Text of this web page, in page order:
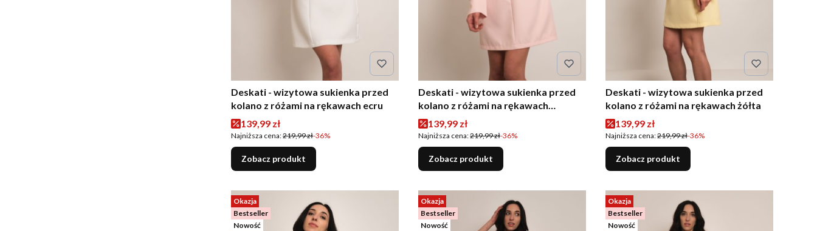
Deskati - wizytowa sukienka przed
kolano z różami na rękawach ecru
Cena promocyjna
139,99 zł
Najniższa cena:219,99 zł-36%
Zobacz produkt
Deskati - wizytowa sukienka przed
kolano z różami na rękawach
pudrowy róż
Cena promocyjna
139,99 zł
Najniższa cena:219,99 zł-36%
Zobacz produkt
Deskati - wizytowa sukienka przed
kolano z różami na rękawach żółta
Cena promocyjna
139,99 zł
Najniższa cena:219,99 zł-36%
Zobacz produkt
Okazja
Bestseller
Nowość
Okazja
Bestseller
Nowość
Okazja
Bestseller
Nowość